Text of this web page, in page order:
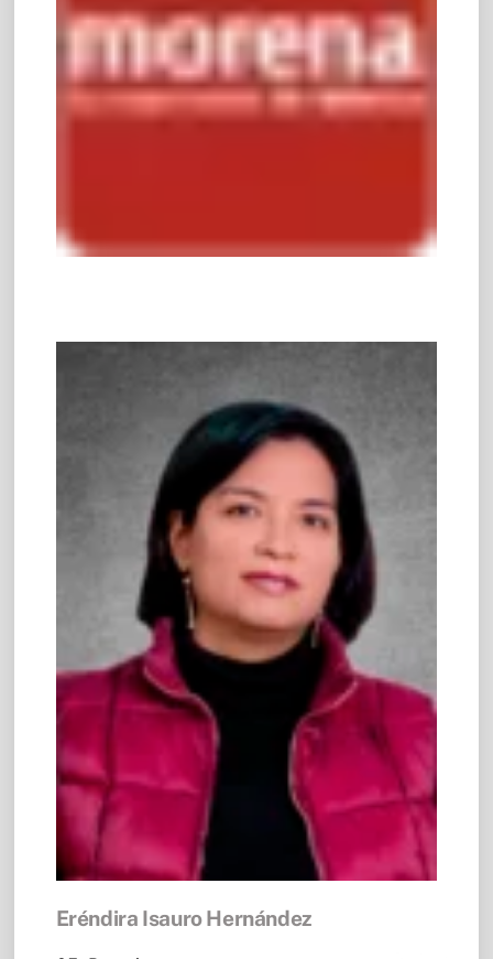
Eréndira Isauro Hernández